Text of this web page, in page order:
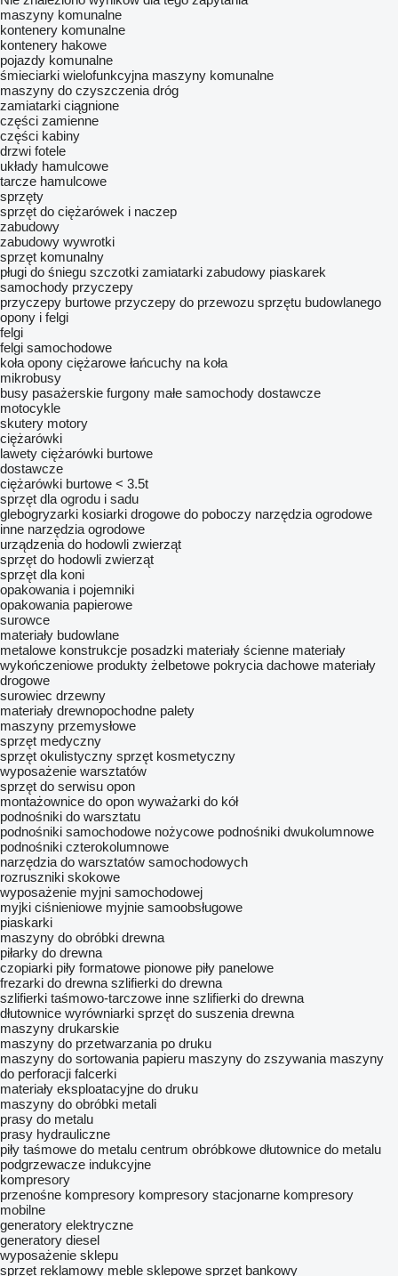
maszyny komunalne
kontenery komunalne
kontenery hakowe
pojazdy komunalne
śmieciarki wielofunkcyjna maszyny komunalne
maszyny do czyszczenia dróg
zamiatarki ciągnione
części zamienne
części kabiny
drzwi fotele
układy hamulcowe
tarcze hamulcowe
sprzęty
sprzęt do ciężarówek i naczep
zabudowy
zabudowy wywrotki
sprzęt komunalny
pługi do śniegu szczotki zamiatarki zabudowy piaskarek
samochody przyczepy
przyczepy burtowe przyczepy do przewozu sprzętu budowlanego
opony i felgi
felgi
felgi samochodowe
koła opony ciężarowe łańcuchy na koła
mikrobusy
busy pasażerskie furgony małe samochody dostawcze
motocykle
skutery motory
ciężarówki
lawety ciężarówki burtowe
dostawcze
ciężarówki burtowe < 3.5t
sprzęt dla ogrodu i sadu
glebogryzarki kosiarki drogowe do poboczy narzędzia ogrodowe
inne narzędzia ogrodowe
urządzenia do hodowli zwierząt
sprzęt do hodowli zwierząt
sprzęt dla koni
opakowania i pojemniki
opakowania papierowe
surowce
materiały budowlane
metalowe konstrukcje posadzki materiały ścienne materiały
wykończeniowe produkty żelbetowe pokrycia dachowe materiały
drogowe
surowiec drzewny
materiały drewnopochodne palety
maszyny przemysłowe
sprzęt medyczny
sprzęt okulistyczny sprzęt kosmetyczny
wyposażenie warsztatów
sprzęt do serwisu opon
montażownice do opon wyważarki do kół
podnośniki do warsztatu
podnośniki samochodowe nożycowe podnośniki dwukolumnowe
podnośniki czterokolumnowe
narzędzia do warsztatów samochodowych
rozruszniki skokowe
wyposażenie myjni samochodowej
myjki ciśnieniowe myjnie samoobsługowe
piaskarki
maszyny do obróbki drewna
piłarky do drewna
czopiarki piły formatowe pionowe piły panelowe
frezarki do drewna szlifierki do drewna
szlifierki taśmowo-tarczowe inne szlifierki do drewna
dłutownice wyrówniarki sprzęt do suszenia drewna
maszyny drukarskie
maszyny do przetwarzania po druku
maszyny do sortowania papieru maszyny do zszywania maszyny
do perforacji falcerki
materiały eksploatacyjne do druku
maszyny do obróbki metali
prasy do metalu
prasy hydrauliczne
piły taśmowe do metalu centrum obróbkowe dłutownice do metalu
podgrzewacze indukcyjne
kompresory
przenośne kompresory kompresory stacjonarne kompresory
mobilne
generatory elektryczne
generatory diesel
wyposażenie sklepu
sprzęt reklamowy meble sklepowe sprzęt bankowy